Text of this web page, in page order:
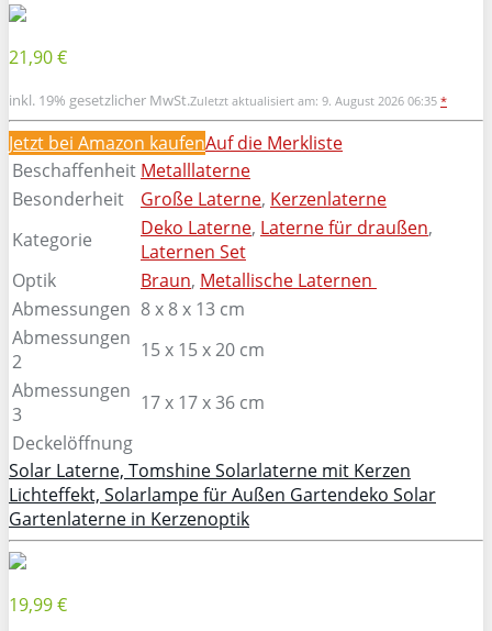
21,90 €
inkl. 19% gesetzlicher MwSt.Zuletzt aktualisiert am: 9. August 2026 06:35 *
Jetzt bei Amazon kaufenAuf die Merkliste
Beschaffenheit Metalllaterne
Besonderheit
Große Laterne, Kerzenlaterne
Kategorie
Deko Laterne, Laterne für draußen,
Laternen Set
Optik
Braun, Metallische Laternen
Abmessungen 8 x 8 x 13 cm
Abmessungen
2
15 x 15 x 20 cm
Abmessungen
3
17 x 17 x 36 cm
Deckelöffnung
Solar Laterne, Tomshine Solarlaterne mit Kerzen
Lichteffekt, Solarlampe für Außen Gartendeko Solar
Gartenlaterne in Kerzenoptik
19,99 €